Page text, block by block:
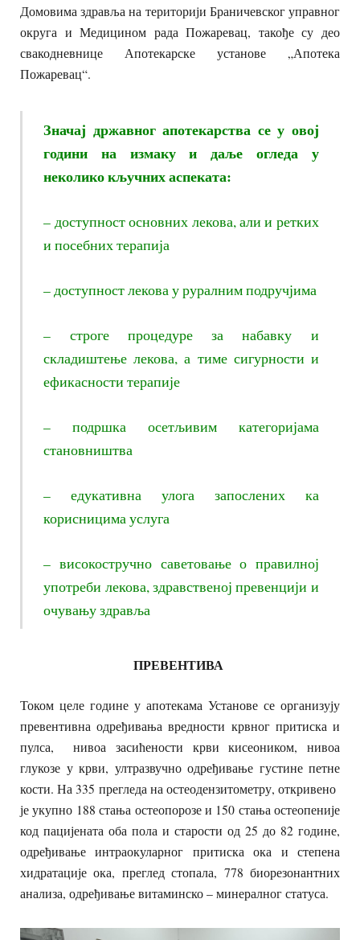
Домовима здравља на територији Браничевског управног
округа и Медицином рада Пожаревац, такође су део
свакодневнице Апотекарске установе „Апотека
Пожаревац“.
Значај државног апотекарства се у овој
години на измаку и даље огледа у
неколико кључних аспеката:
– доступност основних лекова, али и ретких
и посебних терапија
– доступност лекова у руралним подручјима
– строге процедуре за набавку и
складиштење лекова, а тиме сигурности и
ефикасности терапије
– подршка осетљивим категоријама
становништва
– едукативна улога запослених ка
корисницима услуга
– високостручно саветовање о правилној
употреби лекова, здравственој превенцији и
очувању здравља
ПРЕВЕНТИВА
Током целе године у апотекама Установе се организују
превентивна одређивања вредности крвног притиска и
пулса, нивоа засићености крви кисеоником, нивоа
глукозе у крви, ултразвучно одређивање густине петне
кости. На 335 прегледа на остеодензитометру, откривено
је укупно 188 стања остеопорозе и 150 стања остеопеније
код пацијената оба пола и старости од 25 до 82 године,
одређивање интраокуларног притиска ока и степена
хидратације ока, преглед стопала, 778 биорезонантних
анализа, одређивање витаминско – минералног статуса.